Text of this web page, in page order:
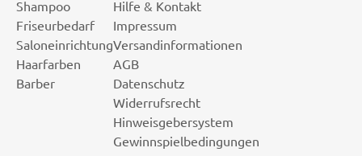
Shampoo
Friseurbedarf
Saloneinrichtung
Haarfarben
Barber
Hilfe & Kontakt
Impressum
Versandinformationen
AGB
Datenschutz
Widerrufsrecht
Hinweisgebersystem
Gewinnspielbedingungen